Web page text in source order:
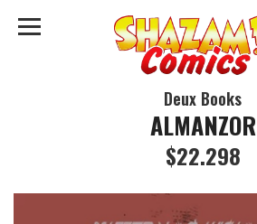
Deux Books
ALMANZOR
$22.298